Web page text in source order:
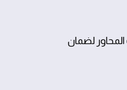
المحاور لضمان